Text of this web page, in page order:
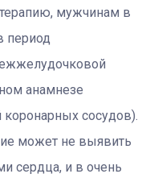
мужчинам в
период
анамнезе
сосудов).
может не выявить
сердца, и в очень